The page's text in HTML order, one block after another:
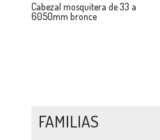
Cabezal mosquitera de 33 a
6050mm bronce
FAMILIAS